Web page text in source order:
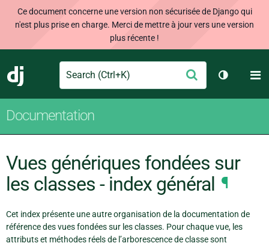
Ce document concerne une version non sécurisée de Django qui
n'est plus prise en charge. Merci de mettre à jour vers une version
plus récente !
Django
Search Envoyer
Changer
Documentation
Vues génériques fondées sur
les classes - index général ¶
Cet index présente une autre organisation de la documentation de
référence des vues fondées sur les classes. Pour chaque vue, les
attributs et méthodes réels de l’arborescence de classe sont